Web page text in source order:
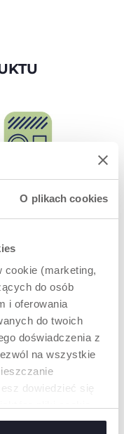
O plikach cookies
cookie (marketing,
do osób
i oferowania
do twoich
doświadczenia z
na wszystkie
dowiedzieć się
baner, wyrażasz
praktyczne
CIĘ